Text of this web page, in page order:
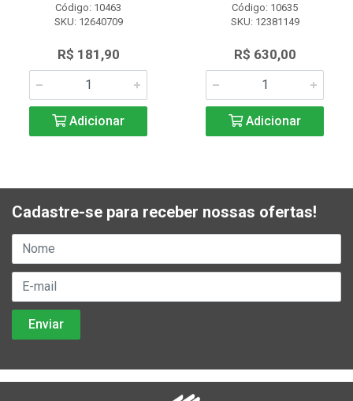
Código: 10463
SKU: 12640709
R$ 181,90
Adicionar
Código: 10635
SKU: 12381149
R$ 630,00
Adicionar
Cadastre-se para receber nossas ofertas!